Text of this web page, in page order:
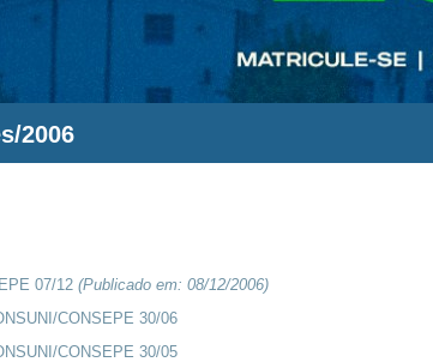
2006
07/12 (Publicado em: 08/12/2006)
CONSEPE 30/06
CONSEPE 30/05